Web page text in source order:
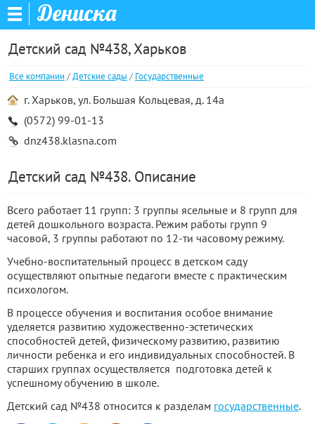
Дениска
Детский сад №438, Харьков
Все компании/Детские сады / Государственные
г. Харьков, ул. Большая Кольцевая, д. 14а
(0572) 99-01-13
dnz438.klasna.com
Детский сад №438. Описание
Всего работает 11 групп: 3 группы ясельные и 8 групп для
детей дошкольного возраста. Режим работы групп 9
часовой, 3 группы работают по 12-ти часовому режиму.
Учебно-воспитательный процесс в детском саду
осуществляют опытные педагоги вместе с практическим
психологом.
В процессе обучения и воспитания особое внимание
уделяется развитию художественно-эстетических
способностей детей, физическому развитию, развитию
личности ребенка и его индивидуальных способностей.В
старших группах осуществляется подготовка детей к
успешному обучению в школе.
Детский сад №438 относится к разделам государственные.